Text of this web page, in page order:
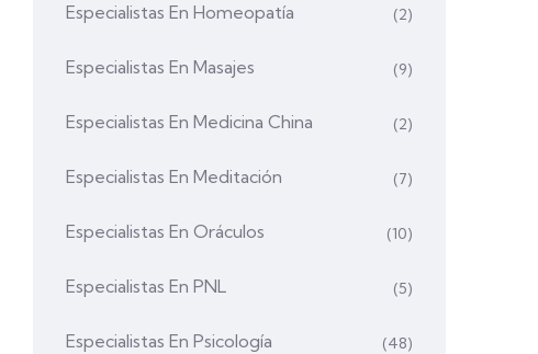
Especialistas En Homeopatía (2)
Especialistas En Masajes (9)
Especialistas En Medicina China (2)
Especialistas En Meditación (7)
Especialistas En Oráculos (10)
Especialistas En PNL (5)
Especialistas En Psicología (48)